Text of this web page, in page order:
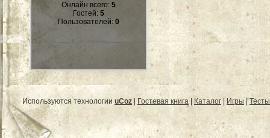
Онлайн всего: 5
Гостей: 5
Пользователей: 0
Используются технологии uCoz Гостевая книга| Каталог Игры |Тесты